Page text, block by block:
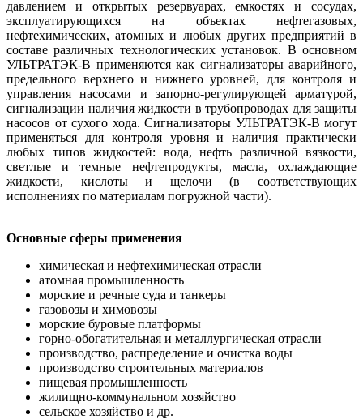
давлением и открытых резервуарах, емкостях и сосудах,
эксплуатирующихся на объектах нефтегазовых,
нефтехимических, атомных и любых других предприятий в
составе различных технологических установок. В основном
УЛЬТРАТЭК-В применяются как сигнализаторы аварийного,
предельного верхнего и нижнего уровней, для контроля и
управления насосами и запорно-регулирующей арматурой,
сигнализации наличия жидкости в трубопроводах для защиты
насосов от сухого хода. Сигнализаторы УЛЬТРАТЭК-В могут
применяться для контроля уровня и наличия практически
любых типов жидкостей: вода, нефть различной вязкости,
светлые и темные нефтепродукты, масла, охлаждающие
жидкости, кислоты и щелочи (в соответствующих
исполнениях по материалам погружной части).
Основные сферы применения
химическая и нефтехимическая отрасли
атомная промышленность
морские и речные суда и танкеры
газовозы и химовозы
морские буровые платформы
горно-обогатительная и металлургическая отрасли
производство, распределение и очистка воды
производство строительных материалов
пищевая промышленность
жилищно-коммунальном хозяйство
сельское хозяйство и др.